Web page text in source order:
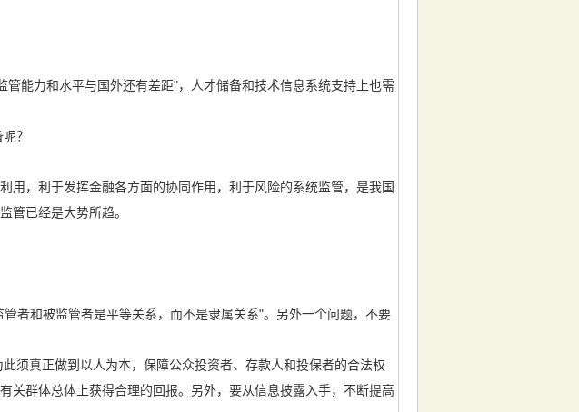
力和水平与国外还有差距"，人才储备和技术信息系统支持上也需
？
，利于发挥金融各方面的协同作用，利于风险的系统监管，是我国
管已经是大势所趋。
和被监管者是平等关系，而不是隶属关系"。另外一个问题，不要
真正做到以人为本，保障公众投资者、存款人和投保者的合法权
关群体总体上获得合理的回报。另外，要从信息披露入手，不断提高